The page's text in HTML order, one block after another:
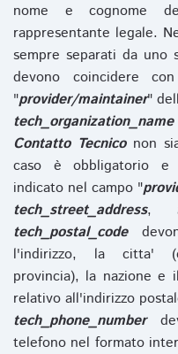
nome e cognome
rappresentante legale.
sempre separati da uno
devono coincidere
"provider/maintainer"
tech_organization_name
Contatto Tecniconon
caso è obbligatorio e
indicato nel campo "
tech_street_address,
tech_postal_code
l'indirizzo, la citta'
provincia), la nazione e
relativo all'indirizzo
tech_phone_number
telefono nel formato